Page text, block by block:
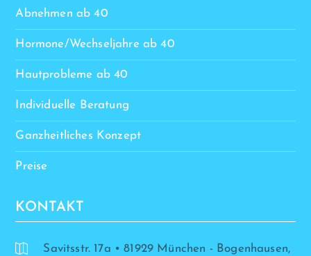
Abnehmen ab 40
Hormone/Wechseljahre ab 40
Hautprobleme ab 40
Individuelle Beratung
Ganzheitliches Konzept
Preise
KONTAKT
Savitsstr. 17a • 81929 München - Bogenhausen,